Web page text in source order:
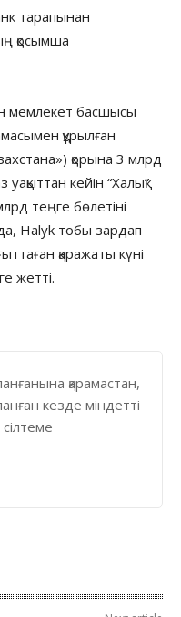
тарапынан
қосымша
мемлекет басшысы
құрылған
қорына 3 млрд
кейін “Халық”
теңге бөлетіні
Halyk тобы зардап
қаражаты күні
жетті.
қарамастан,
кезде міндетті